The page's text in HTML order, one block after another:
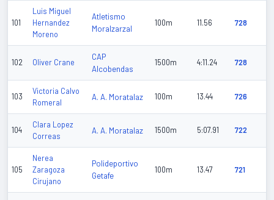
101
Luis Miguel
Hernandez
Moreno
Atletismo
Moralzarzal
100m 11.56 728
102 Oliver Crane
CAP
Alcobendas
1500m 4:11.24 728
103
Victoria Calvo
Romeral
A. A. Moratalaz 100m 13.44 726
104
Clara Lopez
Correas
A. A. Moratalaz 1500m 5:07.91 722
105
Nerea
Zaragoza
Cirujano
Polideportivo
Getafe
100m 13.47 721